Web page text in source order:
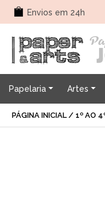
Envios em 24h
Papelaria Artes
PÁGINA INICIAL/ 1º AO